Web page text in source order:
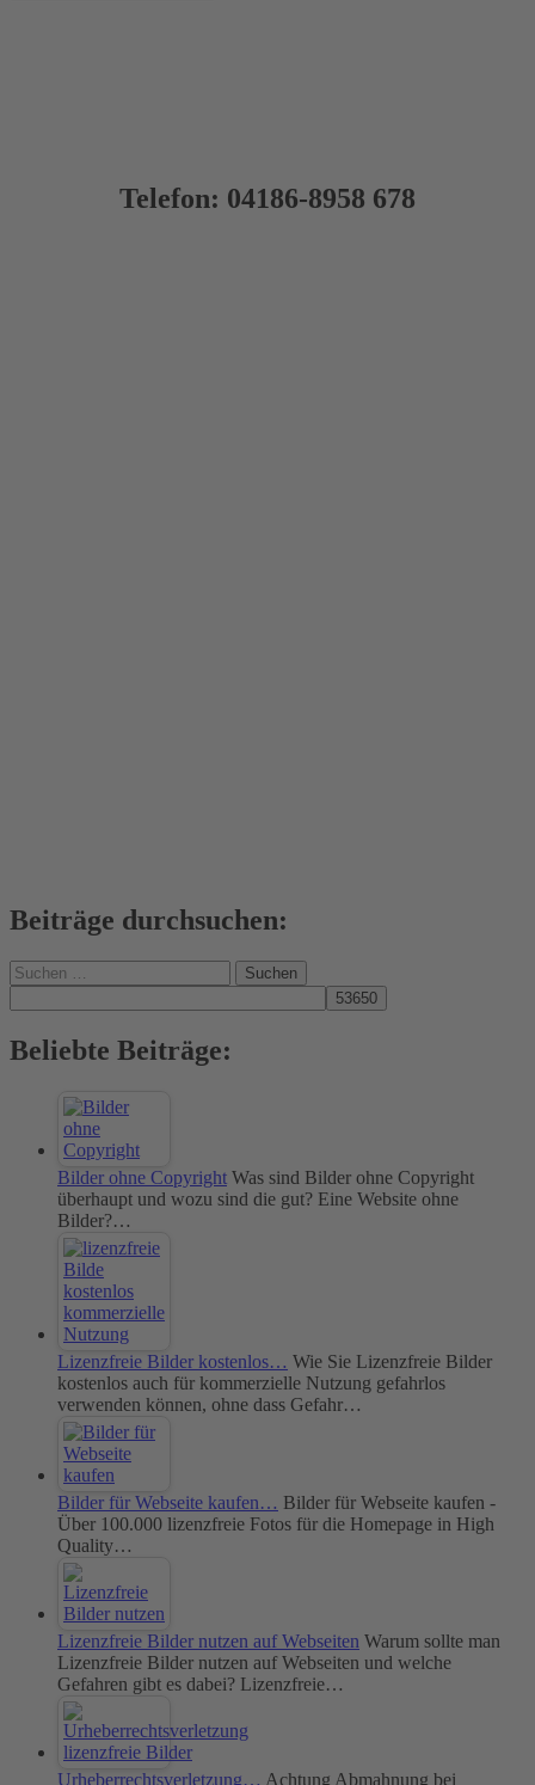
Telefon: 04186-8958 678
Beiträge durchsuchen:
Suchen
nach:
Beliebte Beiträge:
Bilder ohne Copyright Was sind Bilder ohne Copyright
überhaupt und wozu sind die gut? Eine Website ohne
Bilder?…
Lizenzfreie Bilder kostenlos… Wie Sie Lizenzfreie Bilder
kostenlos auch für kommerzielle Nutzung gefahrlos
verwenden können, ohne dass Gefahr…
Bilder für Webseite kaufen… Bilder für Webseite kaufen -
Über 100.000 lizenzfreie Fotos für die Homepage in High
Quality…
Lizenzfreie Bilder nutzen auf Webseiten Warum sollte man
Lizenzfreie Bilder nutzen auf Webseiten und welche
Gefahren gibt es dabei? Lizenzfreie…
Urheberrechtsverletzung… Achtung Abmahnung bei